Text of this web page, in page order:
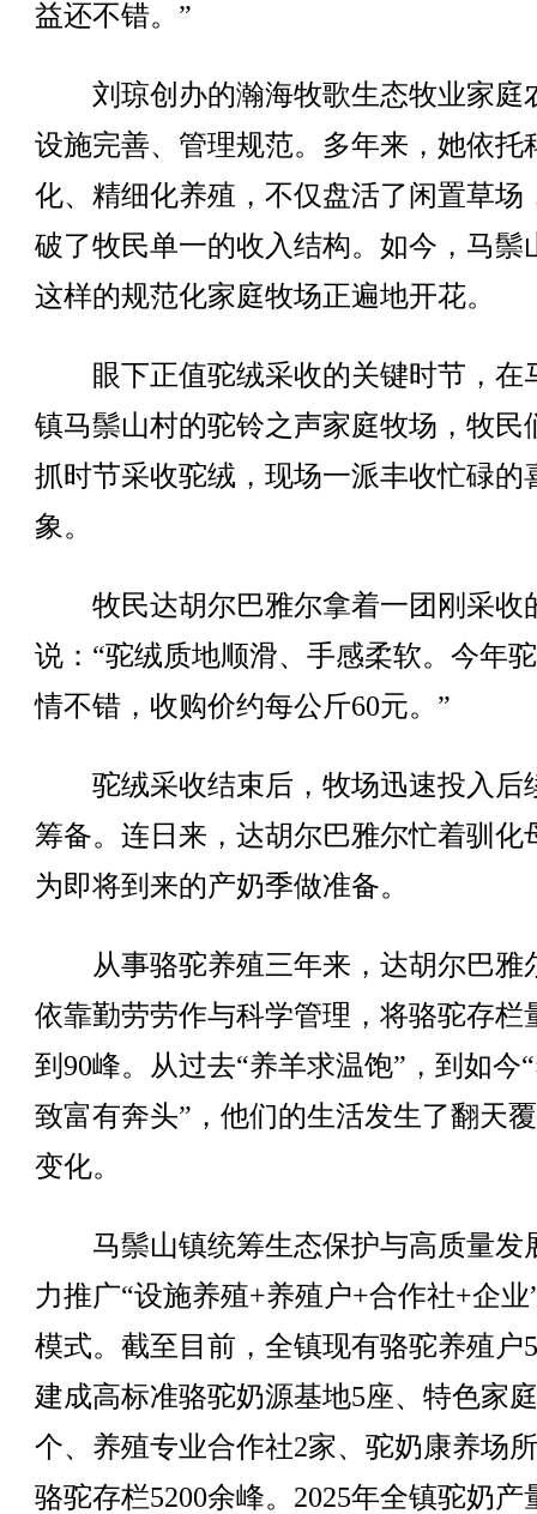
益还不错。”
刘琼创办的瀚海牧歌生态牧业家庭
设施完善、管理规范。多年来，她依托
化、精细化养殖，不仅盘活了闲置草场
破了牧民单一的收入结构。如今，马鬃
这样的规范化家庭牧场正遍地开花。
眼下正值驼绒采收的关键时节，在
镇马鬃山村的驼铃之声家庭牧场，牧民
抓时节采收驼绒，现场一派丰收忙碌的
象。
牧民达胡尔巴雅尔拿着一团刚采收
说：“驼绒质地顺滑、手感柔软。今年
情不错，收购价约每公斤60元。”
驼绒采收结束后，牧场迅速投入后
筹备。连日来，达胡尔巴雅尔忙着驯化
为即将到来的产奶季做准备。
从事骆驼养殖三年来，达胡尔巴雅
依靠勤劳劳作与科学管理，将骆驼存栏
到90峰。从过去“养羊求温饱”，到如今
致富有奔头”，他们的生活发生了翻天
变化。
马鬃山镇统筹生态保护与高质量发
力推广“设施养殖+养殖户+合作社+企业
模式。截至目前，全镇现有骆驼养殖户
建成高标准骆驼奶源基地5座、特色家
个、养殖专业合作社2家、驼奶康养场
骆驼存栏5200余峰。2025年全镇驼奶产